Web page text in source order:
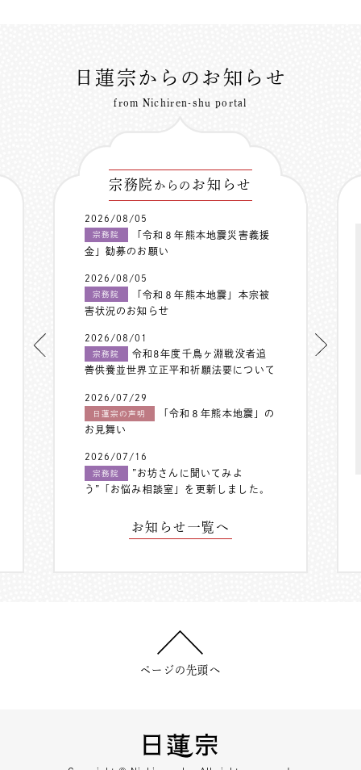
日蓮宗からのお知らせ
from Nichiren-shu portal
宗務院 からの お知らせ
2026/08/05
宗務院
「令和８年熊本地震災害義援
金」勧募のお願い
2026/08/05
宗務院
「令和８年熊本地震」本宗被
害状況のお知らせ
2026/08/01
宗務院
令和8年度千鳥ヶ淵戦没者追
善供養並世界立正平和祈願法要について
2026/07/29
日蓮宗の声明
「令和８年熊本地震」の
お見舞い
2026/07/16
宗務院
”お坊さんに聞いてみよ
う”「お悩み相談室」を更新しました。
お知らせ一覧へ
ページの先頭へ